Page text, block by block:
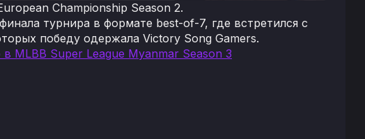
Championship Season 2.
турнира в формате best-of-7, где встретился с
победу одержала Victory Song Gamers.
MLBB Super League Myanmar Season 3